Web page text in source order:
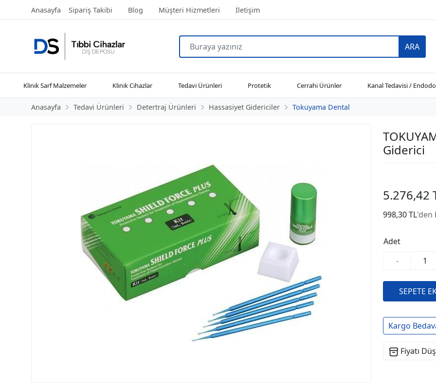
Anasayfa Sipariş Takibi Blog Müşteri Hizmetleri İletişim
ARA
Klinik Sarf Malzemeler Klinik Cihazlar Tedavi Ürünleri Protetik Cerrahi Ürünler Kanal Tedavisi /
Anasayfa Tedavi Ürünleri Detertraj Ürünleri Hassasiyet Gidericiler Tokuyama Dental
Giderici
5.276,42
998,30 TL'den
Adet
-
Kargo
Fiyatı